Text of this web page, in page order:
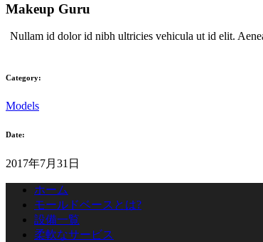
Makeup Guru
Nullam id dolor id nibh ultricies vehicula ut id elit.
Category:
Models
Date:
2017年7月31日
ホーム
モールドベースとは?
設備一覧
柔軟なサービス